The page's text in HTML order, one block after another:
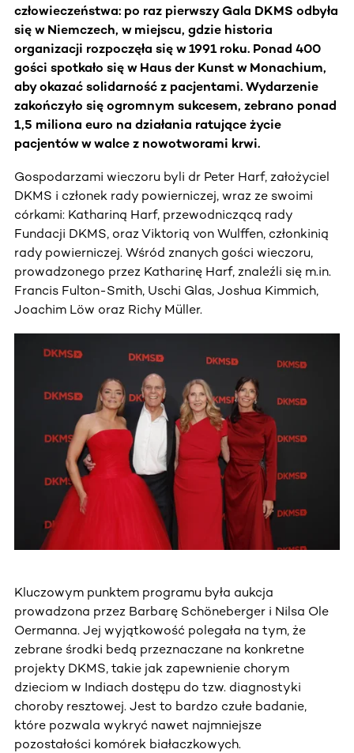
człowieczeństwa: po raz pierwszy Gala DKMS odbyła
się w Niemczech, w miejscu, gdzie historia
organizacji rozpoczęła się w 1991 roku. Ponad 400
gości spotkało się w Haus der Kunst w Monachium,
aby okazać solidarność z pacjentami. Wydarzenie
zakończyło się ogromnym sukcesem, zebrano ponad
1,5 miliona euro na działania ratujące życie
pacjentów w walce z nowotworami krwi.
Gospodarzami wieczoru byli dr Peter Harf, założyciel
DKMS i członek rady powierniczej, wraz ze swoimi
córkami: Kathariną Harf, przewodniczącą rady
Fundacji DKMS, oraz Viktorią von Wulffen, członkinią
rady powierniczej. Wśród znanych gości wieczoru,
prowadzonego przez Katharinę Harf, znaleźli się m.in.
Francis Fulton-Smith, Uschi Glas, Joshua Kimmich,
Joachim Löw oraz Richy Müller.
Kluczowym punktem programu była aukcja
prowadzona przez Barbarę Schöneberger i Nilsa Ole
Oermanna. Jej wyjątkowość polegała na tym, że
zebrane środki bedą przeznaczane na konkretne
projekty DKMS, takie jak zapewnienie chorym
dzieciom w Indiach dostępu do tzw. diagnostyki
choroby resztowej. Jest to bardzo czułe badanie,
które pozwala wykryć nawet najmniejsze
pozostałości komórek białaczkowych.